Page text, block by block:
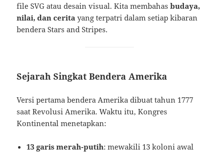
file SVG atau desain visual. Kita membahasbudaya,
nilai, dan cerita yang terpatri dalam setiap kibaran
bendera Stars and Stripes.
Sejarah Singkat Bendera Amerika
Versi pertama bendera Amerika dibuat tahun 1777
saat Revolusi Amerika. Waktu itu, Kongres
Kontinental menetapkan:
13 garis merah-putih: mewakili 13 koloni awal